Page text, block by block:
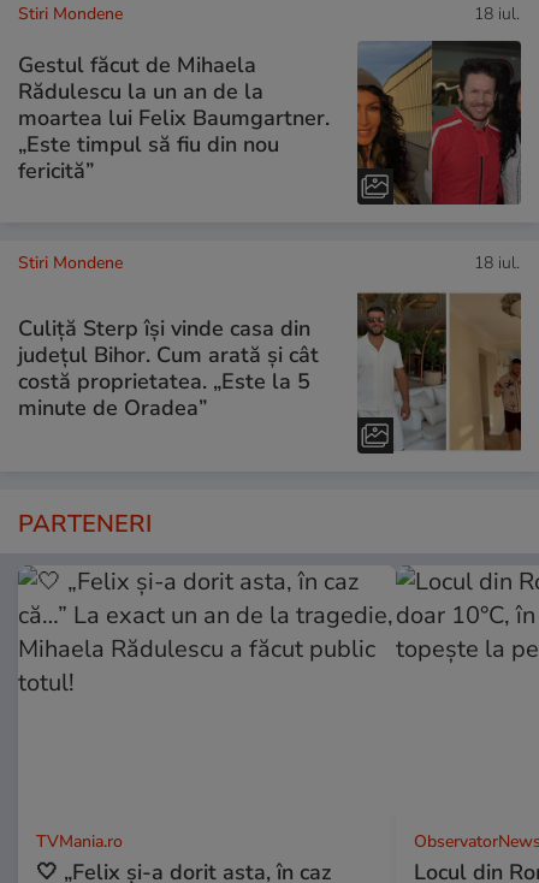
Stiri Mondene 18 iul.
Gestul făcut de Mihaela
Rădulescu la un an de la
moartea lui Felix Baumgartner.
„Este timpul să fiu din nou
fericită”
Stiri Mondene 18 iul.
Culiță Sterp își vinde casa din
județul Bihor. Cum arată și cât
costă proprietatea. „Este la 5
minute de Oradea”
PARTENERI
TVMania.ro
🤍 „Felix și-a dorit asta, în caz Locul din